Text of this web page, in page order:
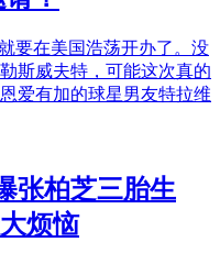
要在美国浩荡开办了。没
斯威夫特，可能这次真的
爱有加的球星男友特拉维
张柏芝三胎生
烦恼